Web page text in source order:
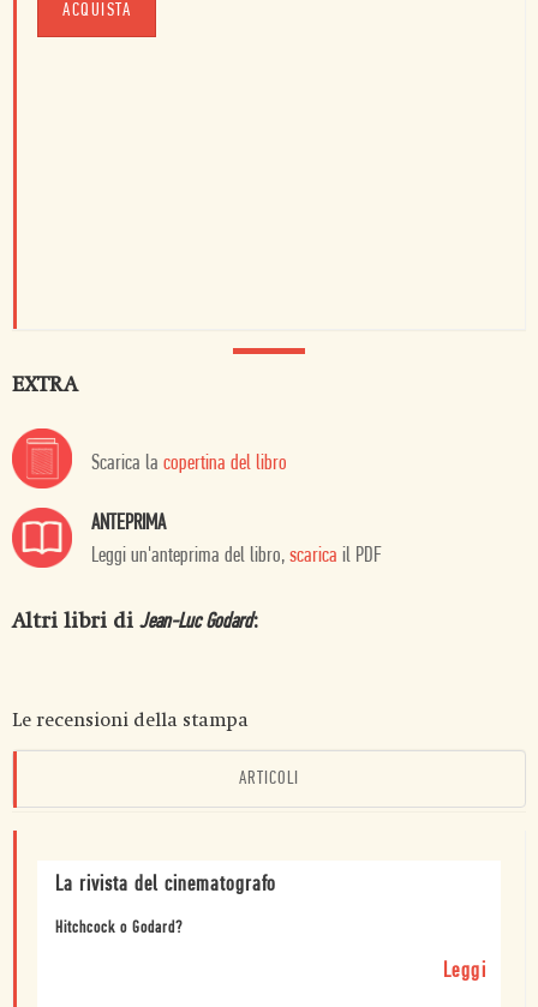
ACQUISTA
EXTRA
Scarica la copertina del libro
ANTEPRIMA
Leggi un'anteprima del libro, scarica il PDF
Altri libri di Jean-Luc Godard:
Le recensioni della stampa
ARTICOLI
La rivista del cinematografo
Hitchcock o Godard?
Leggi